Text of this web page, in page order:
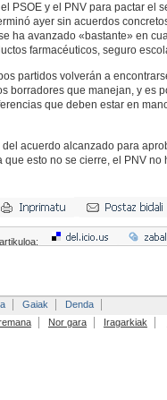
PSOE y el PNV para pactar el
ayer sin acuerdos
ha avanzado «bastante» en
farmacéuticos, seguro
partidos volverán a
borradores que manejan, y es
que deben estar en
del acuerdo alcanzado para
que esto no se cierre, el PNV
Gaiak
Denda
Nor gara Iragarkiak